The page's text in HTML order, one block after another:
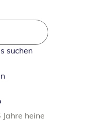
suchen
Jahre heine